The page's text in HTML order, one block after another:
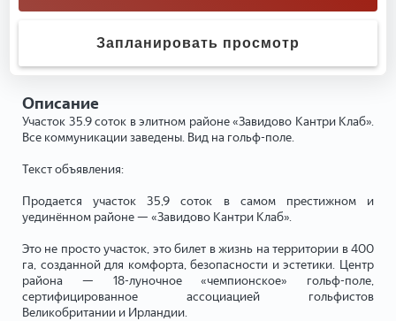
Запланировать просмотр
Описание
Участок 35.9 соток в элитном районе «Завидово Кантри Клаб».
Все коммуникации заведены. Вид на гольф-поле.
Текст объявления:
Продается участок 35,9 соток в самом престижном и
уединённом районе — «Завидово Кантри Клаб».
Это не просто участок, это билет в жизнь на территории в 400
га, созданной для комфорта, безопасности и эстетики. Центр
района — 18-луночное «чемпионское» гольф-поле,
сертифицированное ассоциацией гольфистов
Великобритании и Ирландии.